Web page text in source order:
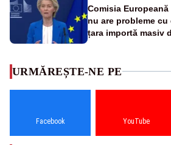
Comisia
nu are probleme
țara importă masiv
URMĂREȘTE-NE PE
Facebook YouTube